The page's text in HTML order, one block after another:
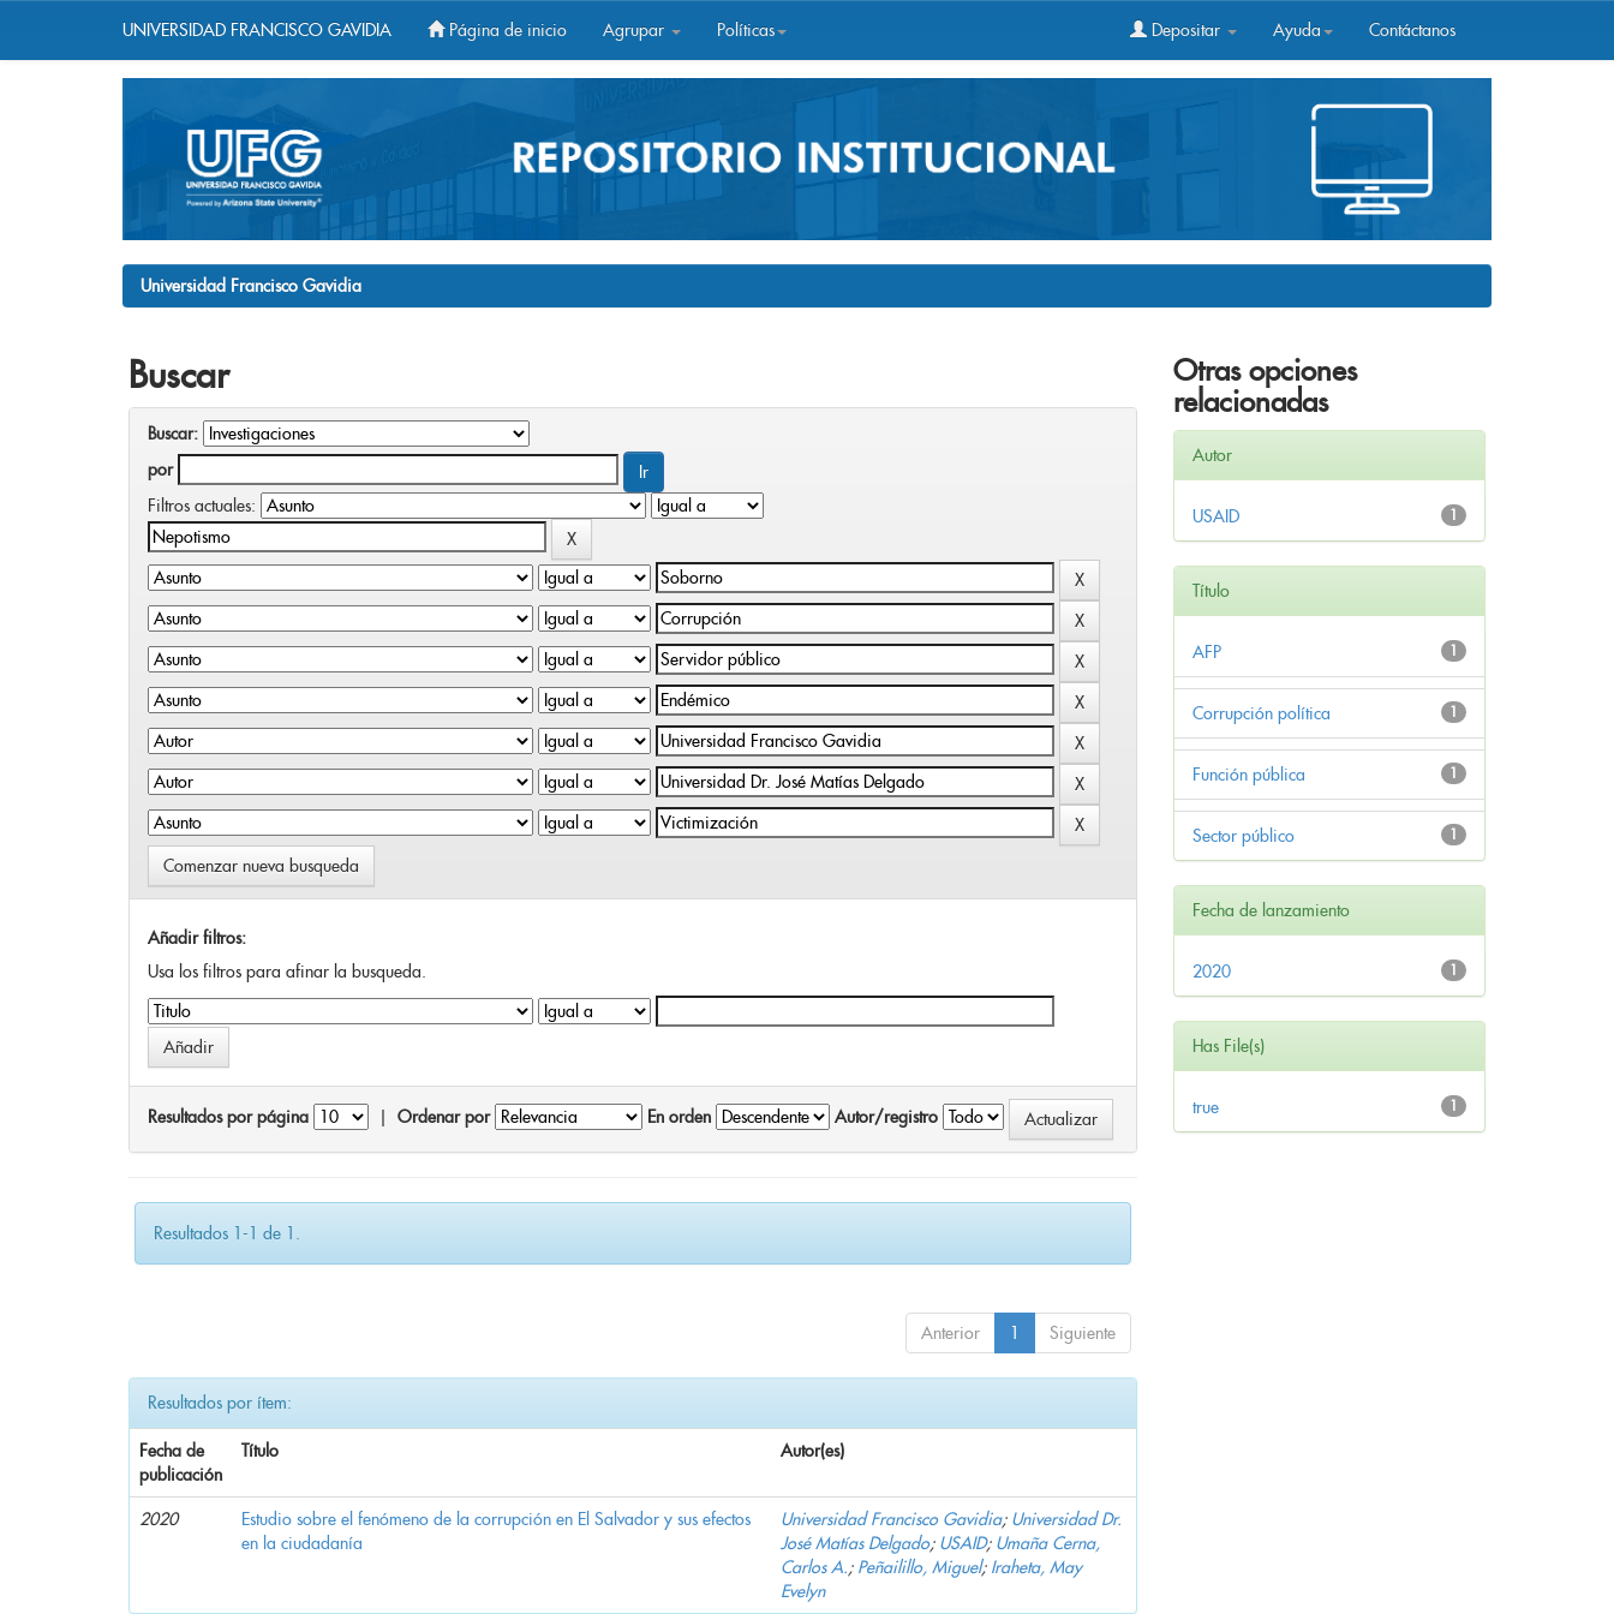
UNIVERSIDAD FRANCISCO GAVIDIA Página de inicio Agrupar Políticas Depositar Ayuda Contáctanos
Universidad Francisco Gavidia
Buscar
Buscar:
por
Filtros actuales:
Comenzar nueva busqueda
Añadir filtros:
Usa los filtros para afinar la busqueda.
Resultados por página Ordenar por En orden Autor/registro
Resultados 1-1 de 1.
Anterior 1 Siguiente
Resultados por ítem:
Fecha de
publicación
Título Autor(es)
2020
Estudio sobre el fenómeno de la corrupción en El Salvador y sus efectos
en la ciudadanía
Universidad Francisco Gavidia; Universidad Dr.
José Matías Delgado; USAID; Umaña Cerna,
Carlos A.; Peñailillo, Miguel; Iraheta, May
Evelyn
Otras opciones
relacionadas
Autor
1
USAID
Título
1
AFP
1
Corrupción política
1
Función pública
1
Sector público
Fecha de lanzamiento
1
2020
Has File(s)
1
true